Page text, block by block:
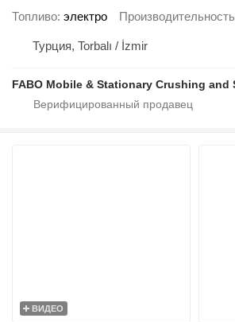
Топливо электро Производительность
Турция, Torbalı / İzmir
ВИДЕО